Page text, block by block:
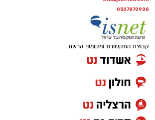
הביצים, הסוכר ותמצית הווניל.
מוסיפים את השמן והחלב
עד לקבלת תערובת אחידה.
מנפים פנימה את הקמח, אבקת
והמלח וטורפים עד לקבלת
גושים.
יוצקים שכבה של בלילה לתוך
למלית
4 חלמונים
½ כוס מיץ לימון טרי
0507870908
קבוצת התקשורת ומקומוני הרשת: